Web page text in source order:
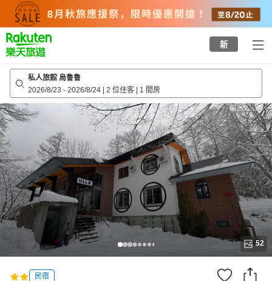
top
page
新
私人旅館 烏鲁鲁
2026/8/23 - 2026/8/24 | 2 位住客 | 1 間房
52
民宿